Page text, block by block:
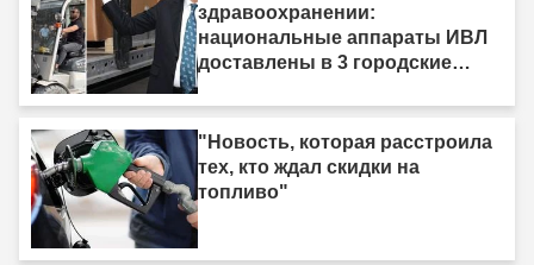
здравоохранении:
национальные аппараты ИВЛ
доставлены в 3 городские
"Новость, которая расстроила
тех, кто ждал скидки на
топливо"